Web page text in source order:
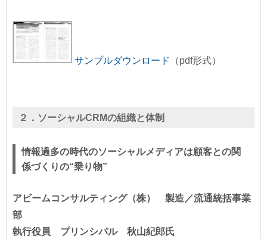
サンプルダウンロード （pdf形式）
２．ソーシャルCRMの組織と体制
情報過多の時代のソーシャルメディアは顧客との関
係づくりの“乗り物”
アビームコンサルティング（株） 製造／流通統括事業
部
執行役員 プリンシパル 秋山紀郎氏